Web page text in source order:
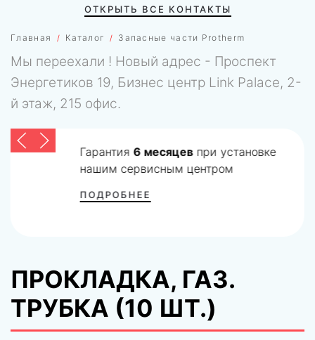
Главная Каталог Запасные части Protherm
ОТКРЫТЬ ВСЕ КОНТАКТЫ
Мы переехали ! Новый адрес - Проспект
Энергетиков 19, Бизнес центр Link Palace, 2-
й этаж, 215 офис.
Гарантия 6 месяцевпри установке
нашим сервисным центром
ПОДРОБНЕЕ
ПРОКЛАДКА, ГАЗ.
ТРУБКА (10 ШТ.)